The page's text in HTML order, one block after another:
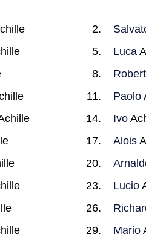
Luca
Robert
Paolo
Ivo
Alois
Lucio
Mario